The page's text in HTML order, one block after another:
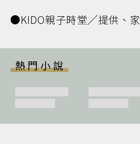
●KIDO親子時堂╱提供、
熱門小說